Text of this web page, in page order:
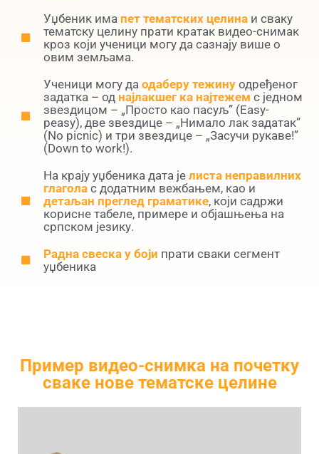
Уџбеник има пет тематских целинаи сваку
тематску целину прати кратак видео-снимак
кроз који ученици могу да сазнају више о
овим земљама.
Ученици могу да одаберу тежинуодређеног
задатка – од најлакшег ка најтежем с једном
звездицом – „Просто као пасуљ” (Easy-
peasy), две звездице – „Нимало лак задатак”
(No picnic) и три звездице – „Засучи рукаве!”
(Down to work!).
На крају уџбеника дата је листа неправилних
глаголас додатним вежбањем, као и
детаљан преглед граматике, који садржи
корисне табеле, примере и објашњења на
српском језику.
Радна свеска у боји прати сваки сегмент
уџбеника
Пример видео-снимка на почетку
сваке нове тематске целине